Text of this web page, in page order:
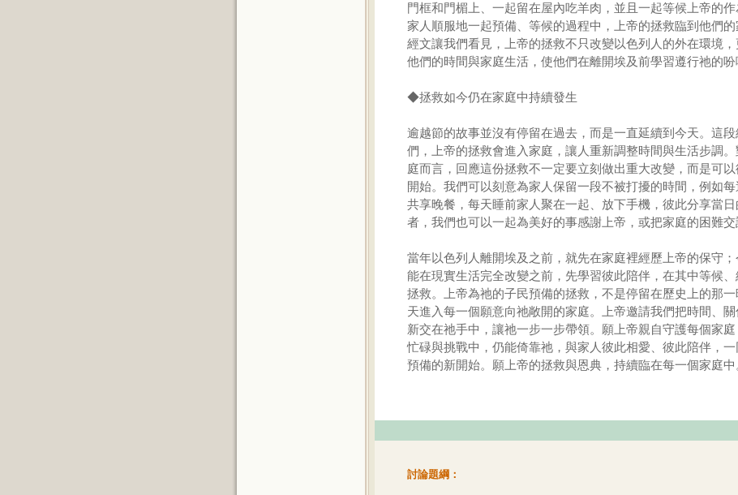
門框和門楣上、一起留在屋內吃羊肉，並且一起等候上帝的
家人順服地一起預備、等候的過程中，上帝的拯救臨到他們
經文讓我們看見，上帝的拯救不只改變以色列人的外在環境
他們的時間與家庭生活，使他們在離開埃及前學習遵行祂的吩
◆拯救如今仍在家庭中持續發生
逾越節的故事並沒有停留在過去，而是一直延續到今天。這
們，上帝的拯救會進入家庭，讓人重新調整時間與生活步調
庭而言，回應這份拯救不一定要立刻做出重大改變，而是可
開始。我們可以刻意為家人保留一段不被打擾的時間，例如
共享晚餐，每天睡前家人聚在一起、放下手機，彼此分享當
者，我們也可以一起為美好的事感謝上帝，或把家庭的困難交
當年以色列人離開埃及之前，就先在家庭裡經歷上帝的保守
能在現實生活完全改變之前，先學習彼此陪伴，在其中等候
拯救。上帝為祂的子民預備的拯救，不是停留在歷史上的那
天進入每一個願意向祂敞開的家庭。上帝邀請我們把時間、
新交在祂手中，讓祂一步一步帶領。願上帝親自守護每個家
忙碌與挑戰中，仍能倚靠祂，與家人彼此相愛、彼此陪伴，
預備的新開始。願上帝的拯救與恩典，持續臨在每一個家庭中
討論題綱：